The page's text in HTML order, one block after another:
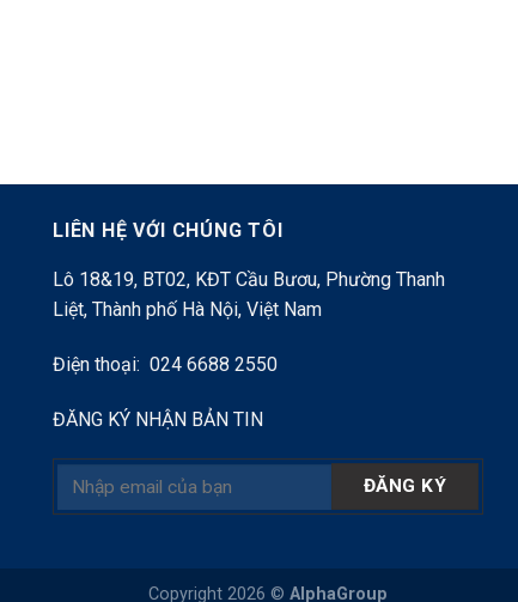
LIÊN HỆ VỚI CHÚNG TÔI
Lô 18&19, BT02, KĐT Cầu Bươu, Phường Thanh
Liệt, Thành phố Hà Nội, Việt Nam
Điện thoại: 024 6688 2550
ĐĂNG KÝ NHẬN BẢN TIN
Copyright 2026 © AlphaGroup